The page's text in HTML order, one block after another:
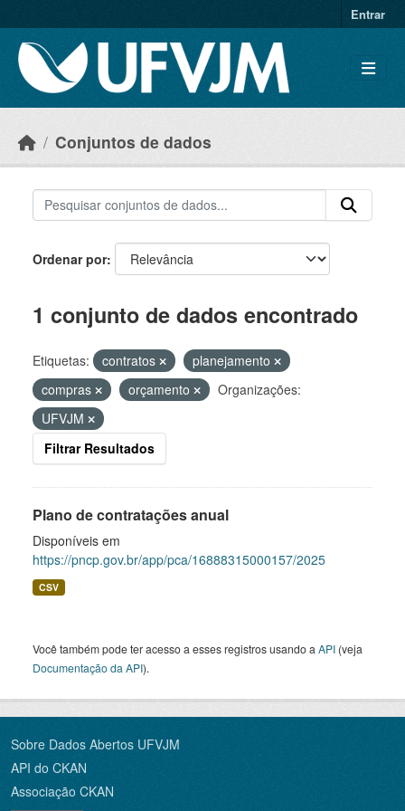
Entrar
Conjuntos de dados
Ordenar por
1 conjunto de dados encontrado
Etiquetas: contratos
planejamento
compras
orçamento
Organizações:
UFVJM
Filtrar Resultados
Plano de contratações anual
Disponíveis em
https://pncp.gov.br/app/pca/16888315000157/2025
CSV
Você também pode ter acesso a esses registros usando a API (veja
Documentação da API).
Sobre Dados Abertos UFVJM
API do CKAN
Associação CKAN